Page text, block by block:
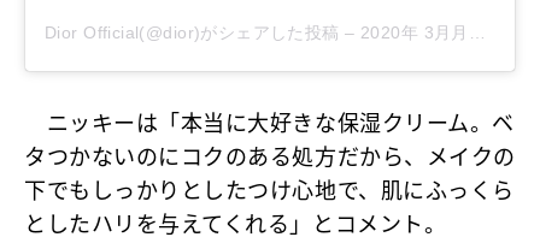
Dior Official(@dior)がシェアした投稿 – 2020年 3月月29日午前11時00分PDT
ニッキーは「本当に大好きな保湿クリーム。ベ
タつかないのにコクのある処方だから、メイクの
下でもしっかりとしたつけ心地で、肌にふっくら
としたハリを与えてくれる」とコメント。